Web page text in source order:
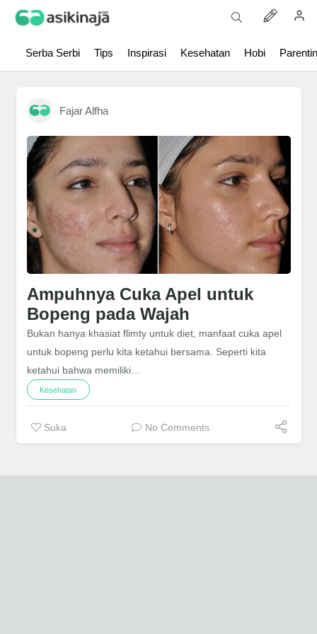
Serba Serbi Tips Inspirasi Kesehatan Hobi
Fajar Alfha
Ampuhnya Cuka Apel untuk
Bopeng pada Wajah
Bukan hanya khasiat flimty untuk diet, manfaat cuka apel
untuk bopeng perlu kita ketahui bersama. Seperti kita
ketahui bahwa memiliki…
Kesehatan
Suka No Comments